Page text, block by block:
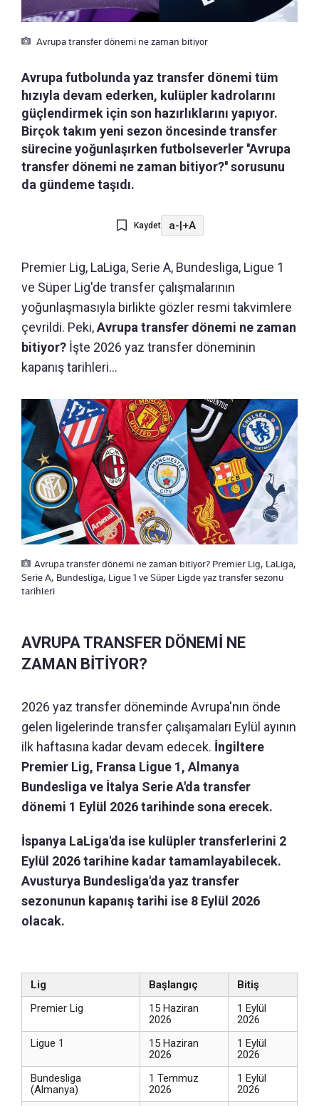
Avrupa transfer dönemi ne zaman bitiyor
Avrupa futbolunda yaz transfer dönemi tüm
hızıyla devam ederken, kulüpler kadrolarını
güçlendirmek için son hazırlıklarını yapıyor.
Birçok takım yeni sezon öncesinde transfer
sürecine yoğunlaşırken futbolseverler ''Avrupa
transfer dönemi ne zaman bitiyor?'' sorusunu
da gündeme taşıdı.
Kaydet a-|+A
Premier Lig, LaLiga, Serie A, Bundesliga, Ligue 1
ve Süper Lig'de transfer çalışmalarının
yoğunlaşmasıyla birlikte gözler resmi takvimlere
çevrildi. Peki,Avrupa transfer dönemi ne zaman
bitiyor? İşte 2026 yaz transfer döneminin
kapanış tarihleri...
Avrupa transfer dönemi ne zaman bitiyor? Premier Lig, LaLiga,
Serie A, Bundesliga, Ligue 1 ve Süper Ligde yaz transfer sezonu
tarihleri
AVRUPA TRANSFER DÖNEMİ NE
ZAMAN BİTİYOR?
2026 yaz transfer döneminde Avrupa'nın önde
gelen ligelerinde transfer çalışamaları Eylül ayının
ilk haftasına kadar devam edecek. İngiltere
Premier Lig, Fransa Ligue 1, Almanya
Bundesliga ve İtalya Serie A'da transfer
dönemi 1 Eylül 2026 tarihinde sona erecek.
İspanya LaLiga'da ise kulüpler transferlerini 2
Eylül 2026 tarihine kadar tamamlayabilecek.
Avusturya Bundesliga'da yaz transfer
sezonunun kapanış tarihi ise 8 Eylül 2026
olacak.
Lig Başlangıç
Bitiş
Premier Lig
15 Haziran
2026
1 Eylül
2026
Ligue 1
15 Haziran
2026
1 Eylül
2026
Bundesliga
(Almanya)
1 Temmuz
2026
1 Eylül
2026